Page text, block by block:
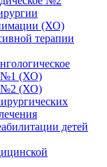
(ХО)
терапии
№1 (ХО)
№2 (ХО)
детей